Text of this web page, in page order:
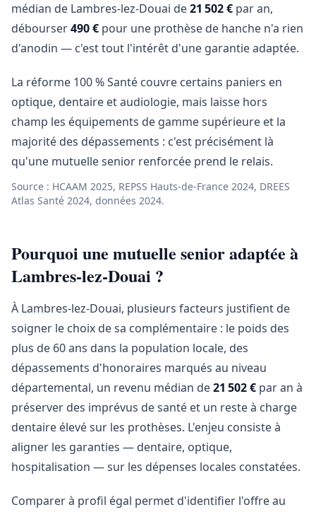
médian de Lambres-lez-Douai de21 502 € par an,
débourser490 € pour une prothèse de hanche n'a rien
d'anodin — c'est tout l'intérêt d'une garantie adaptée.
La réforme 100 % Santé couvre certains paniers en
optique, dentaire et audiologie, mais laisse hors
champ les équipements de gamme supérieure et la
majorité des dépassements : c'est précisément là
qu'une mutuelle senior renforcée prend le relais.
Source : HCAAM 2025, REPSS Hauts-de-France 2024, DREES
Atlas Santé 2024, données 2024.
Pourquoi une mutuelle senior adaptée à
Lambres-lez-Douai ?
À Lambres-lez-Douai, plusieurs facteurs justifient de
soigner le choix de sa complémentaire : le poids des
plus de 60 ans dans la population locale, des
dépassements d'honoraires marqués au niveau
départemental, un revenu médian de21 502 € par an à
préserver des imprévus de santé et un reste à charge
dentaire élevé sur les prothèses. L'enjeu consiste à
aligner les garanties — dentaire, optique,
hospitalisation — sur les dépenses locales constatées.
Comparer à profil égal permet d'identifier l'offre au